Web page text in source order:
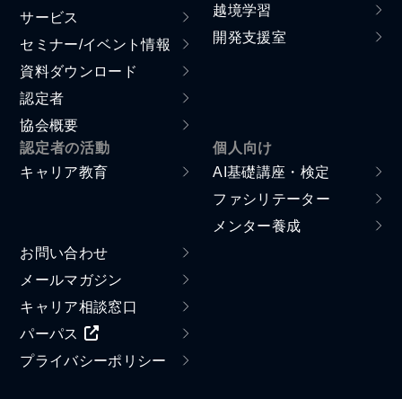
サービス
セミナー/イベント情報
資料ダウンロード
認定者
協会概要
越境学習
開発支援室
認定者の活動
キャリア教育
個人向け
AI基礎講座・検定
ファシリテーター
メンター養成
お問い合わせ
メールマガジン
キャリア相談窓口
パーパス
プライバシーポリシー